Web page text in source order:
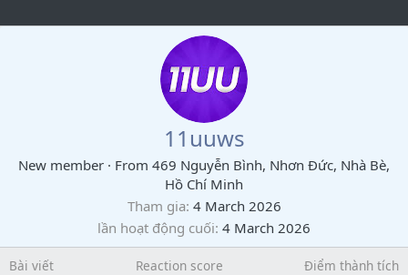
11uuws
New member · From 469 Nguyễn Bình, Nhơn Đức, Nhà Bè,
Hồ Chí Minh
Tham gia 4 March 2026
lần hoạt động cuối 4 March 2026
Bài viết Reaction score Điểm thành tích